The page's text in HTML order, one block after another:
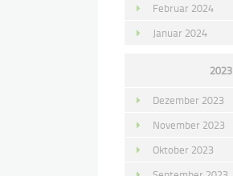
Februar 2024
Januar 2024
2023
Dezember 2023
November 2023
Oktober 2023